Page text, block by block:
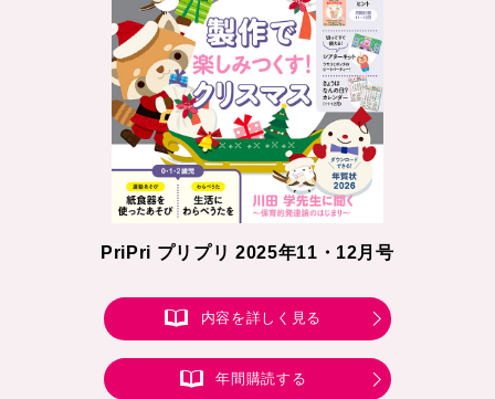
PriPri プリプリ 2025年11・12月号
内容を詳しく見る
年間購読する